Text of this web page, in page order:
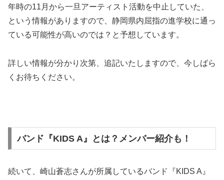
年時の11月から一旦アーティスト活動を中止していた、
という情報がありますので、静岡県内屈指の進学校に通っ
ている可能性が高いのでは？と予想しています。
詳しい情報が分かり次第、追記いたしますので、今しばら
くお待ちください。
バンド『KIDS A』とは？メンバー紹介も！
続いて、崎山蒼志さんが所属しているバンド『KIDS A』